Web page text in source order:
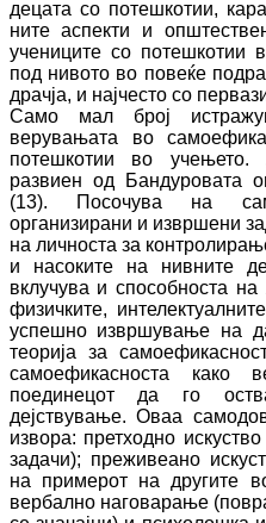
децата со по­тешкотии,
ните аспекти и
учениците со потешкотии
под нивото во повеќе
драчја, и најчесто со
Само мал број
верувањата во
потешкотии во учењето.
развиен од Бан­дуровата
(13). Посочува на
организирани и извршени
на личноста за
и на­со­ки­те на нивните
вклучува и способноста
физичките,
успешно из­вр­шу­ва­ње на
тео­ри­ја за
самоефикасноста како
поединецот да го
дејствување. Оваа
извора: прет­ходно
задачи); преживеано
на примерот на другите
вербално на­го­ва­рање